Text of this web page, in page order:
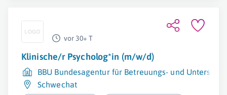
vor 30+ T
Klinische/r Psycholog*in (m/w/d)
BBU Bundesagentur für Betreuungs- und
Schwechat